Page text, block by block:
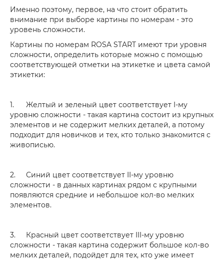
Именно поэтому, первое, на что стоит обратить
внимание при выборе картины по номерам - это
уровень сложности.
Картины по номерам ROSA START имеют три уровня
сложности, определить которые можно с помощью
соответствующей отметки на этикетке и цвета самой
этикетки:
1.
Желтый и зеленый цвет соответствует I-му
уровню сложности - такая картина состоит из крупных
элементов и не содержит мелких деталей, а потому
подходит для новичков и тех, кто только знакомится с
живописью.
2.
Синий цвет соответствует II-му уровню
сложности - в данных картинах рядом с крупными
появляются средние и небольшое кол-во мелких
элементов.
3.
Красный цвет соответствует III-му уровню
сложности - такая картина содержит большое кол-во
мелких деталей, подойдет для тех, кто уже имеет